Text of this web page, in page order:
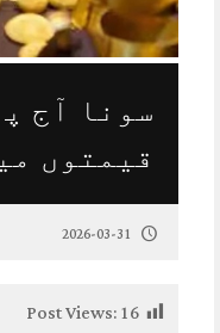
سونا آج
قیمتوں
2026-03-31
Post Views:16